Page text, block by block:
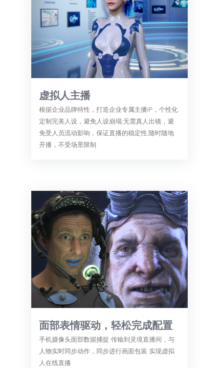
虚拟人主播
根据企业品牌特性，打造企业专属主播IP，个性化
定制完美人设，避免人设崩塌;无需真人出镜，避
免受人员流动影响，保证直播的稳定性;随时随地
开播，不受场景限制
面部表情驱动，轻松完成配置
手机摄像头面部数据捕捉 传输到灵境直播间，与
人物实时同步动作，同步进行画面包装 实现虚拟
人在线直播